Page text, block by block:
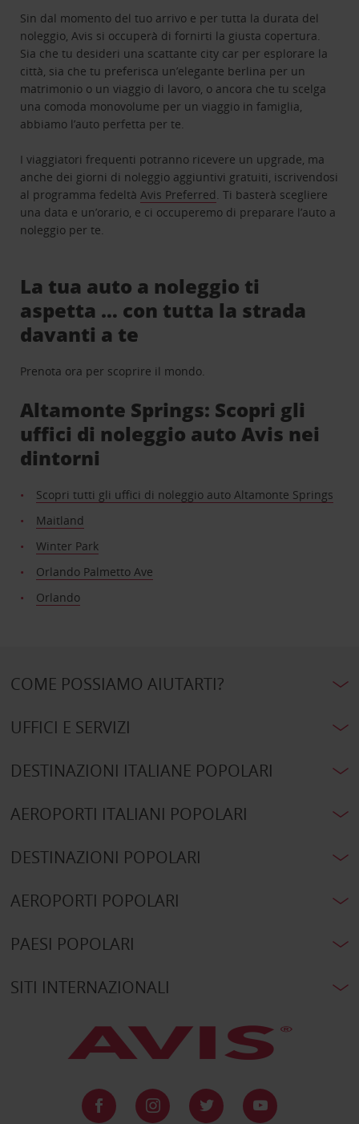
Sin dal momento del tuo arrivo e per tutta la durata del
noleggio, Avis si occuperà di fornirti la giusta copertura.
Sia che tu desideri una scattante city car per esplorare la
città, sia che tu preferisca un’elegante berlina per un
matrimonio o un viaggio di lavoro, o ancora che tu scelga
una comoda monovolume per un viaggio in famiglia,
abbiamo l’auto perfetta per te.
I viaggiatori frequenti potranno ricevere un upgrade, ma
anche dei giorni di noleggio aggiuntivi gratuiti, iscrivendosi
al programma fedeltàAvis Preferred. Ti basterà scegliere
una data e un’orario, e ci occuperemo di preparare l’auto a
noleggio per te.
La tua auto a noleggio ti
aspetta … con tutta la strada
davanti a te
Prenota ora per scoprire il mondo.
Altamonte Springs: Scopri gli
uffici di noleggio auto Avis nei
dintorni
Scopri tutti gli uffici di noleggio auto Altamonte Springs
Maitland
Winter Park
Orlando Palmetto Ave
Orlando
COME POSSIAMO AIUTARTI?
UFFICI E SERVIZI
DESTINAZIONI ITALIANE POPOLARI
AEROPORTI ITALIANI POPOLARI
DESTINAZIONI POPOLARI
AEROPORTI POPOLARI
PAESI POPOLARI
SITI INTERNAZIONALI